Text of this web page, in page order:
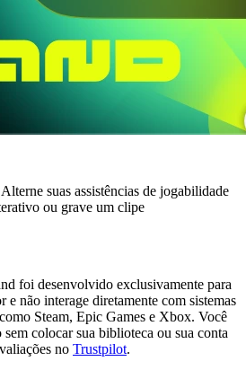
Alterne suas assistências de jogabilidade
ou grave um clipe
foi desenvolvido exclusivamente para
e não interage diretamente com sistemas
Steam, Epic Games e Xbox. Você
colocar sua biblioteca ou sua conta
no Trustpilot.